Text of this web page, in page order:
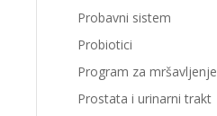
Probavni sistem
Probiotici
Program za mršavljenje
Prostata i urinarni trakt